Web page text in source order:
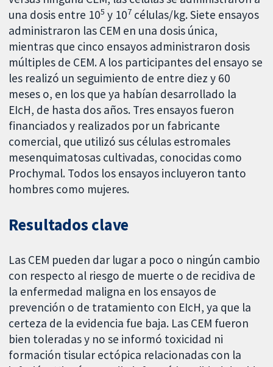
una dosis entre 105 y 107 células/kg. Siete ensayos
administraron las CEM en una dosis única,
mientras que cinco ensayos administraron dosis
múltiples de CEM. A los participantes del ensayo se
les realizó un seguimiento de entre diez y 60
meses o, en los que ya habían desarrollado la
EIcH, de hasta dos años. Tres ensayos fueron
financiados y realizados por un fabricante
comercial, que utilizó sus células estromales
mesenquimatosas cultivadas, conocidas como
Prochymal. Todos los ensayos incluyeron tanto
hombres como mujeres.
Resultados clave
Las CEM pueden dar lugar a poco o ningún cambio
con respecto al riesgo de muerte o de recidiva de
la enfermedad maligna en los ensayos de
prevención o de tratamiento con EIcH, ya que la
certeza de la evidencia fue baja. Las CEM fueron
bien toleradas y no se informó toxicidad ni
formación tisular ectópica relacionadas con la